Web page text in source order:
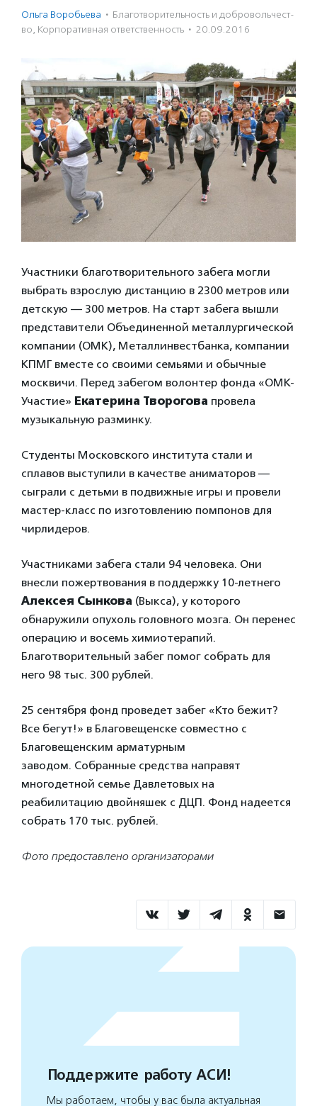
Ольга Воробьева · Благотвори­тель­ность и доброволь­чест­
во, Корпоративная ответственность · 20.09.2016
Участники благотворительного забега могли
выбрать взрослую дистанцию в 2300 метров или
детскую — 300 метров. На старт забега вышли
представители Объединенной металлургической
компании (ОМК), Металлинвестбанка, компании
КПМГ вместе со своими семьями и обычные
москвичи. Перед забегом волонтер фонда «ОМК-
Участие» Екатерина Творогова провела
музыкальную разминку.
Студенты Московского института стали и
сплавов выступили в качестве аниматоров —
сыграли с детьми в подвижные игры и провели
мастер-класс по изготовлению помпонов для
чирлидеров.
Участниками забега стали 94 человека. Они
внесли пожертвования в поддержку 10-летнего
Алексея Сынкова (Выкса), у которого
обнаружили опухоль головного мозга. Он перенес
операцию и восемь химиотерапий.
Благотворительный забег помог собрать для
него 98 тыс. 300 рублей.
25 сентября фонд проведет забег «Кто бежит?
Все бегут!» в Благовещенске совместно с
Благовещенским арматурным
заводом. Собранные средства направят
многодетной семье Давлетовых на
реабилитацию двойняшек с ДЦП. Фонд надеется
собрать 170 тыс. рублей.
Фото предоставлено организаторами
Поддержите работу АСИ!
Мы работаем, чтобы у вас была актуальная